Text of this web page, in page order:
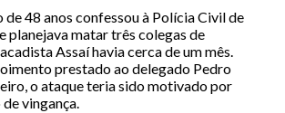
de 48 anos confessou à Polícia Civil de
planejava matar três colegas de
Assaí havia cerca de um mês.
prestado ao delegado Pedro
o ataque teria sido motivado por
vingança.